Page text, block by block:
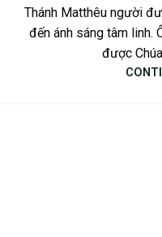
Thánh Matthêu người
đến ánh sáng tâm linh.
được